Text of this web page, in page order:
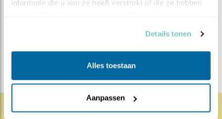
informatie die u aan ze heeft verstrekt of die ze hebben
Details tonen
Alles toestaan
Aanpassen
Bewaar deze blog
DEEL DIT BERICHT